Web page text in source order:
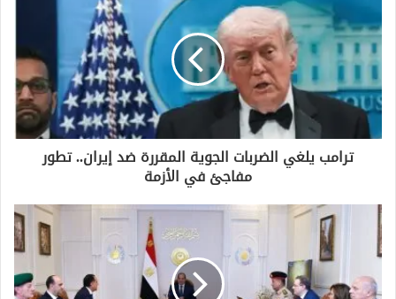
ا
ل
إ
ل
ك
ت
ر
ترامب يلغي الضربات الجوية المقررة ضد إيران.. تطور
مفاجئ في الأزمة